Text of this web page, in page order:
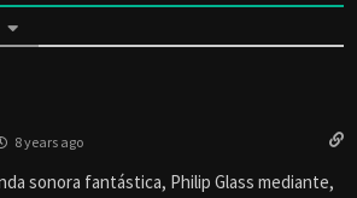
8 years ago
sonora fantástica, Philip Glass mediante,